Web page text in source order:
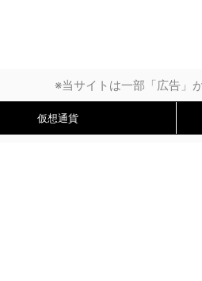
※当サイトは一部「広告」
仮想通貨